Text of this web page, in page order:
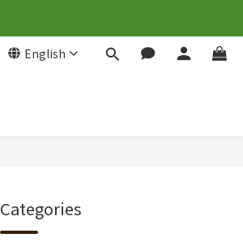
English
Categories